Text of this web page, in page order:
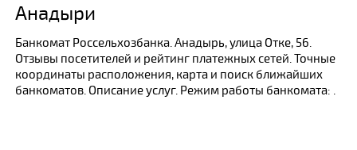
Анадыри
Банкомат Россельхозбанка. Анадырь, улица Отке, 56.
Отзывы посетителей и рейтинг платежных сетей. Точные
координаты расположения, карта и поиск ближайших
банкоматов. Описание услуг. Режим работы банкомата: .